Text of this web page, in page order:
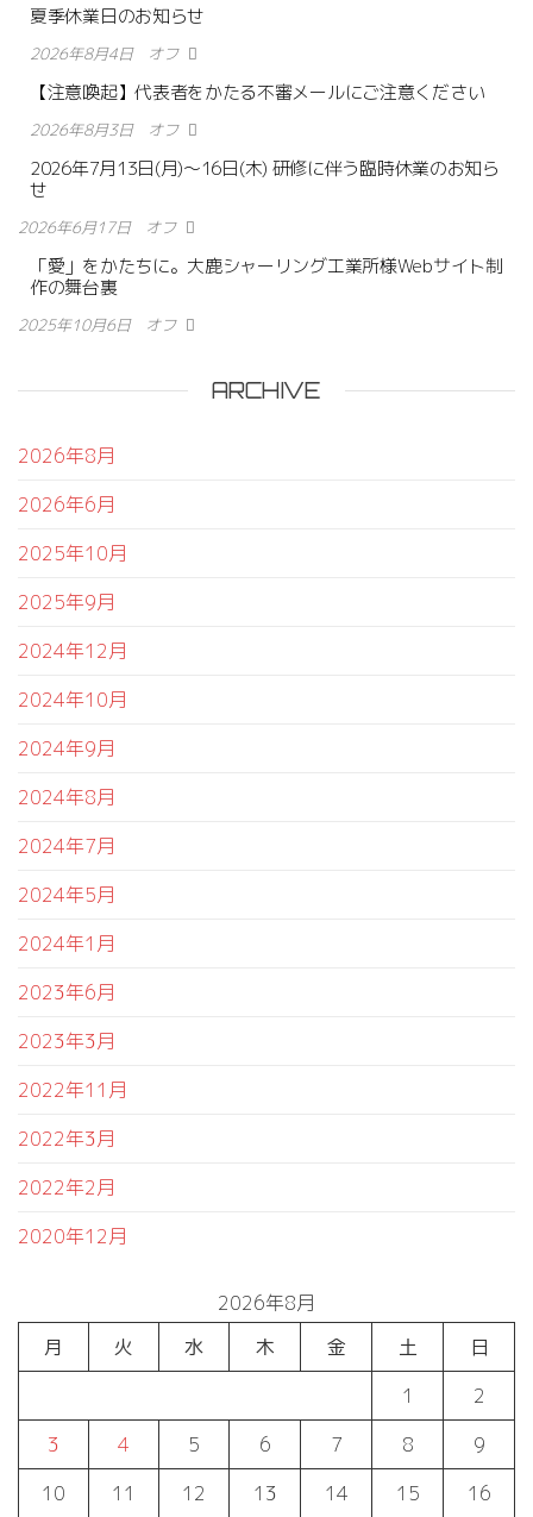
夏季休業日のお知らせ
2026年8月4日 オフ
【注意喚起】代表者をかたる不審メールにご注意ください
2026年8月3日 オフ
2026年7月13日(月)〜16日(木) 研修に伴う臨時休業のお知ら
せ
2026年6月17日 オフ
「愛」をかたちに。大鹿シャーリング工業所様Webサイト制
作の舞台裏
2025年10月6日 オフ
ARCHIVE
2026年8月
2026年6月
2025年10月
2025年9月
2024年12月
2024年10月
2024年9月
2024年8月
2024年7月
2024年5月
2024年1月
2023年6月
2023年3月
2022年11月
2022年3月
2022年2月
2020年12月
2026年8月
月
火 水 木 金 土
日
1
2
3
4 5 6 7 8
9
10
11 12 13 14 15 16